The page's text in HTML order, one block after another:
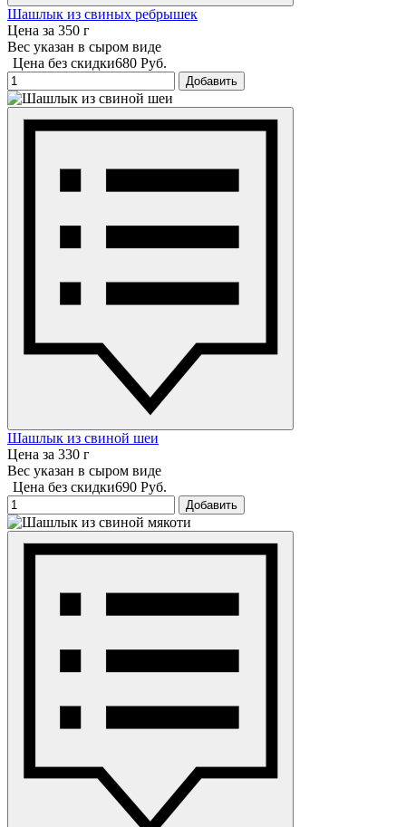
Шашлык из свиных ребрышек
Цена за 350 г
Вес указан в сыром виде
Цена без скидки680 Руб.
Добавить
Шашлык из свиной шеи
Цена за 330 г
Вес указан в сыром виде
Цена без скидки690 Руб.
Добавить